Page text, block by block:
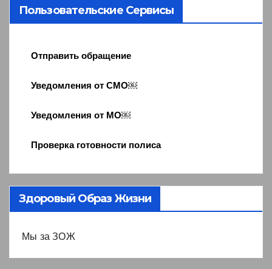
Пользовательские Сервисы
Отправить обращение
Уведомления от СМО￼
Уведомления от МО￼
Проверка готовности полиса
Здоровый Образ Жизни
Мы за ЗОЖ